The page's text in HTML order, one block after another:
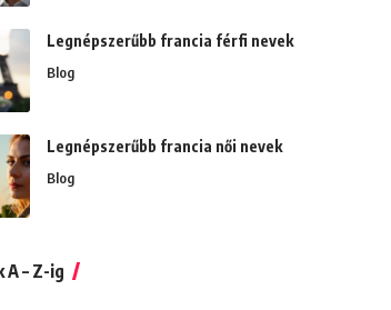
Legnépszerűbb francia férfi nevek
Blog
Legnépszerűbb francia női nevek
Blog
A – Z-ig